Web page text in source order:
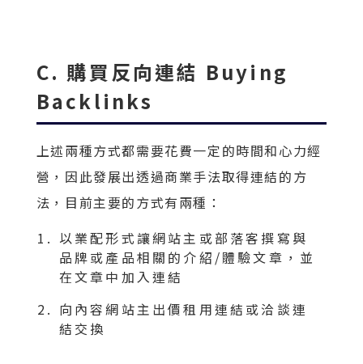
C. 購買反向連結 Buying
Backlinks
上述兩種方式都需要花費一定的時間和心力經
營，因此發展出透過商業手法取得連結的方
法，目前主要的方式有兩種：
以業配形式讓網站主或部落客撰寫與
品牌或產品相關的介紹/體驗文章，並
在文章中加入連結
向內容網站主出價租用連結或洽談連
結交換